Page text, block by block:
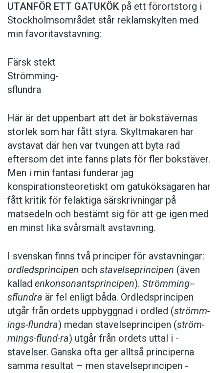
UTANFÖR ETT GATUKÖK på ett förortstorg i
Stockholmsområdet står reklamskylten med
min favoritavstavning:
Färsk stekt
Strömming-
sflundra
Här är det uppenbart att det är bokstävernas
storlek som har fått styra. Skyltmakaren har
avstavat där hen var tvungen att byta rad
eftersom det inte fanns plats för fler bokstäver.
Men i min fantasi funderar jag
konspirationsteoretiskt om gatuköksägaren har
fått kritik för felaktiga särskrivningar på
matsedeln och bestämt sig för att ge igen med
en minst lika svårsmält avstavning.
I svenskan finns två principer för avstavningar:
ordledsprincipen och stavelseprincipen (även
kallad enkonsonantsprincipen). Strömming-­
sflundra är fel enligt båda. ­Ordledsprincipen
utgår från ordets uppbyggnad i ordled (strömm-
ings-flundra) medan stavelseprincipen (ström-
mings-flund-ra) utgår från ordets uttal i ­
stavelser. Ganska ofta ger alltså principerna
samma resultat – men stavelseprincipen ­